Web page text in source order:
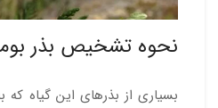
نحوه تشخیص بذر
بسیاری از بذرهای این گیاه